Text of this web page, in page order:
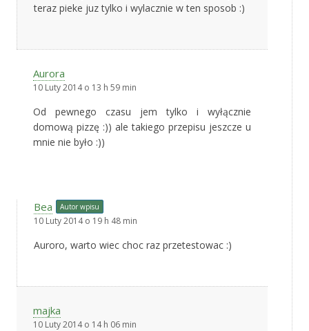
teraz pieke juz tylko i wylacznie w ten sposob :)
Aurora
10 Luty 2014 o 13 h 59 min
Od pewnego czasu jem tylko i wyłącznie
domową pizzę :)) ale takiego przepisu jeszcze u
mnie nie było :))
Bea Autor wpisu
10 Luty 2014 o 19 h 48 min
Auroro, warto wiec choc raz przetestowac :)
majka
10 Luty 2014 o 14 h 06 min